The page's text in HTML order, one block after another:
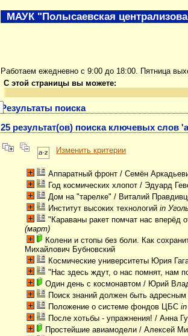
Работаем ежедневно с 9:00 до 18:00. Пятница
С этой страницы вы можете:
Результаты поиска
25 результат(ов) поиска ключевых слов
Изменить критерии
Аппаратный фронт / Семён
Год космических хлопот / Эдуард
Дом на "тарелке" / Виталий
Институт высоких технологий in
"Караваны ракет помчат нас вперёд
(март)
Колени и стопы без боли. Как
Михайлович Бубновский
Космические университеты Юрия
"Нас здесь ждут, о нас помнят, нам
Один день с космонавтом / Юрий
Поиск знаний должен быть адресным
Положение о системе фондов ЦБС
После хотьбы - упражнения! / Анна
Простейшие авиамодели / Алексей
МАУК "Полысаевская